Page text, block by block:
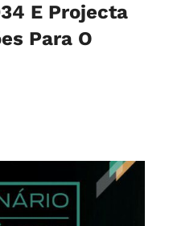
E Projecta
Para O